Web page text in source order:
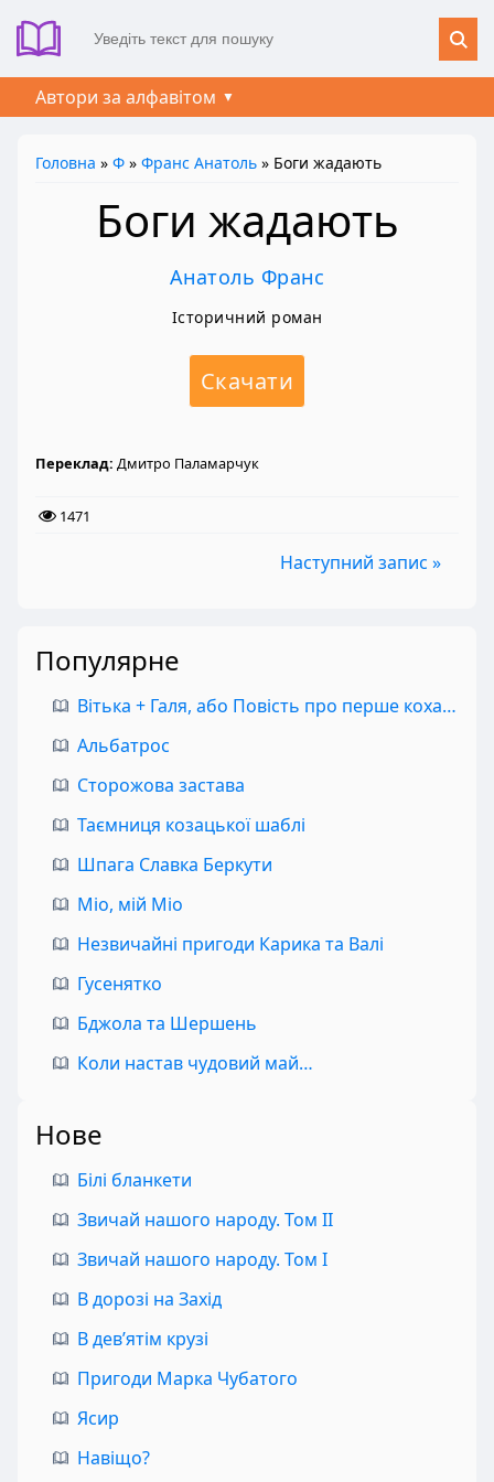
Автори за алфавітом
Головна » Ф » Франс Анатоль » Боги жадають
Боги жадають
Анатоль Франс
Історичний роман
Скачати
Переклад: Дмитро Паламарчук
1471
Наступний запис »
Популярне
Вітька + Галя, або Повість про перше кохання
Альбатрос
Сторожова застава
Таємниця козацької шаблі
Шпага Славка Беркути
Міо, мій Міо
Незвичайні пригоди Карика та Валі
Гусенятко
Бджола та Шершень
Коли настав чудовий май…
Нове
Білі бланкети
Звичай нашого народу. Том II
Звичай нашого народу. Том I
В дорозі на Захід
В дев’ятім крузі
Пригоди Марка Чубатого
Ясир
Навіщо?